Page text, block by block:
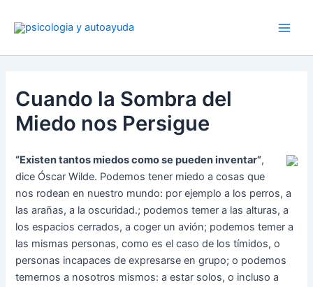
Cuando la Sombra del
Miedo nos Persigue
“Existen tantos miedos como se pueden inventar”,
dice Óscar Wilde. Podemos tener miedo a cosas que
nos rodean en nuestro mundo: por ejemplo a los perros, a
las arañas, a la oscuridad.; podemos temer a las alturas, a
los espacios cerrados, a coger un avión; podemos temer a
las mismas personas, como es el caso de los tímidos, o
personas incapaces de expresarse en grupo; o podemos
temernos a nosotros mismos: a estar solos, o incluso a